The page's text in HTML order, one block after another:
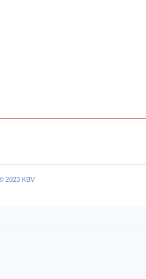
2023 KBV